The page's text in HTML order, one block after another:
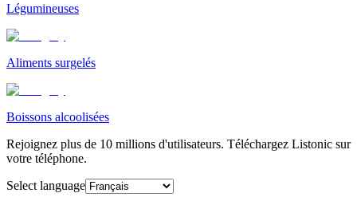
Légumineuses
Aliments surgelés
Boissons alcoolisées
Rejoignez plus de 10 millions d'utilisateurs. Téléchargez Listonic sur
votre téléphone.
Select language